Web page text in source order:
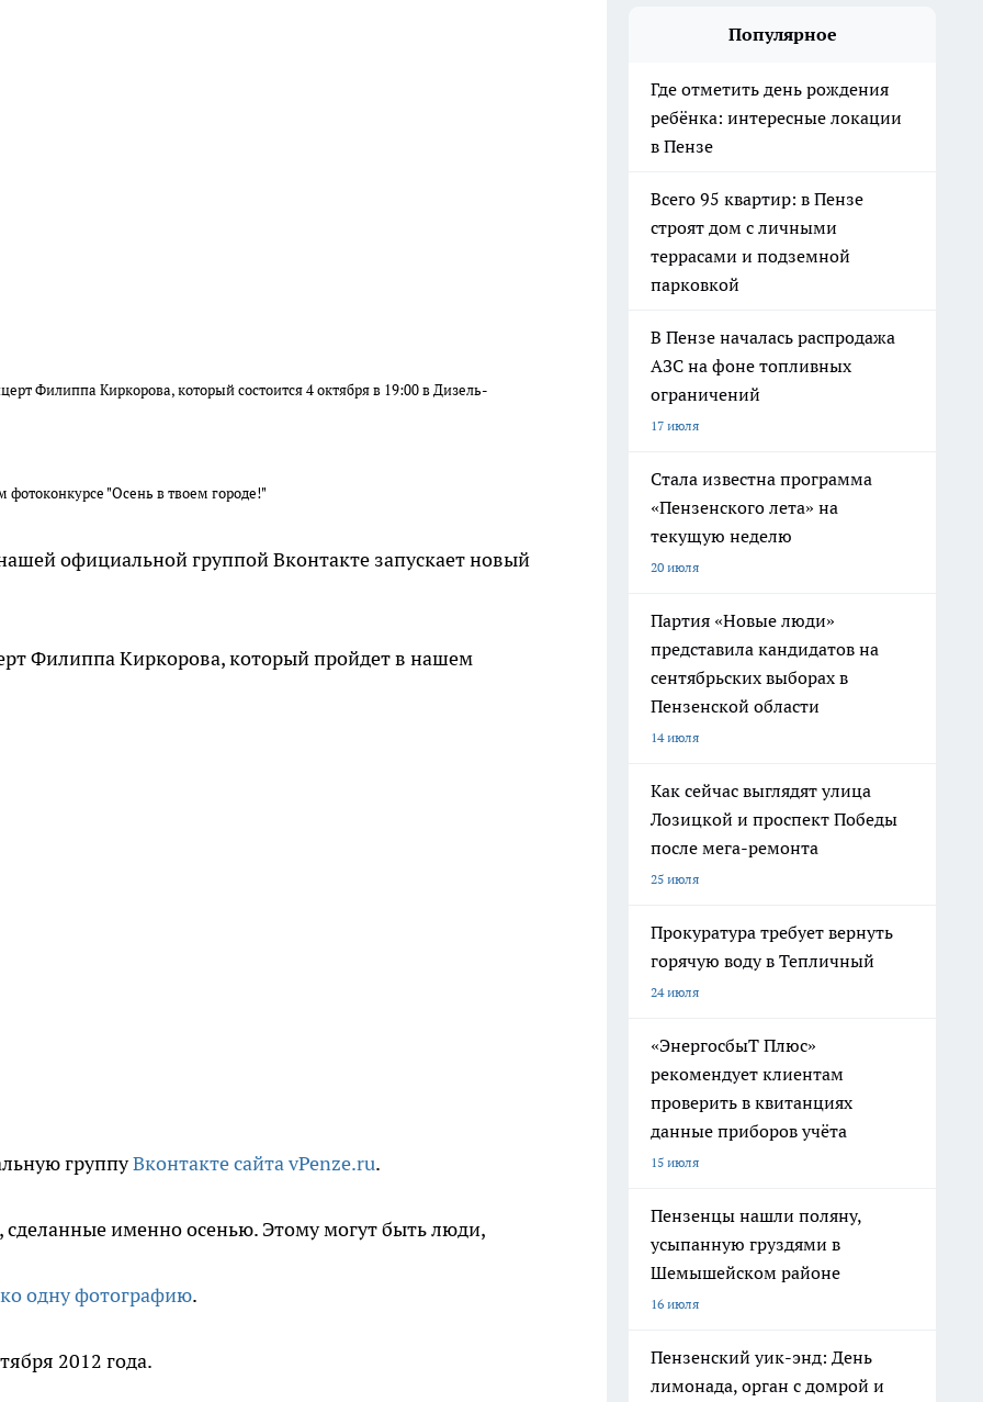
Филиппа Киркорова, который состоится 4 октября в 19:00 в Дизель-
"Осень в твоем городе!"
официальной группой Вконтакте запускает новый
Филиппа Киркорова, который пройдет в нашем
группуВконтакте сайта vPenze.ru.
именно осенью. Этому могут быть люди,
одну фотографию.
2012 года.
Популярное
Где отметить день рождения
ребёнка: интересные локации
в Пензе
Всего 95 квартир: в Пензе
строят дом с личными
террасами и подземной
парковкой
В Пензе началась распродажа
АЗС на фоне топливных
ограничений
17 июля
Стала известна программа
«Пензенского лета» на
текущую неделю
20 июля
Партия «Новые люди»
представила кандидатов на
сентябрьских выборах в
Пензенской области
14 июля
Как сейчас выглядят улица
Лозицкой и проспект Победы
после мега-ремонта
25 июля
Прокуратура требует вернуть
горячую воду в Тепличный
24 июля
«ЭнергосбыТ Плюс»
рекомендует клиентам
проверить в квитанциях
данные приборов учёта
15 июля
Пензенцы нашли поляну,
усыпанную груздями в
Шемышейском районе
16 июля
Пензенский уик-энд: День
лимонада, орган с домрой и